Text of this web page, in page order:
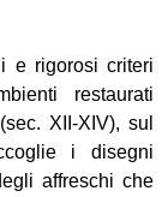
e rigorosi criteri
restaurati
XII-XIV), sul
i disegni
affreschi che